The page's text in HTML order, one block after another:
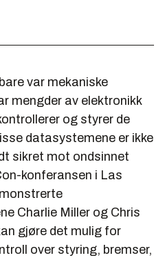
var mekaniske
mengder av elektronikk
og styrer de
datasystemene er ikke
sikret mot ondsinnet
konferansen i Las
Charlie Miller og Chris
gjøre det mulig for
over styring, bremser,